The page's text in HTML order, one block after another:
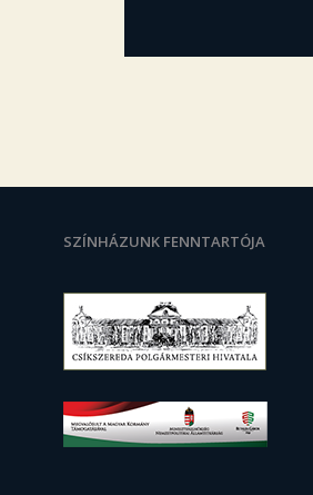
SZÍNHÁZUNK FENNTARTÓJA